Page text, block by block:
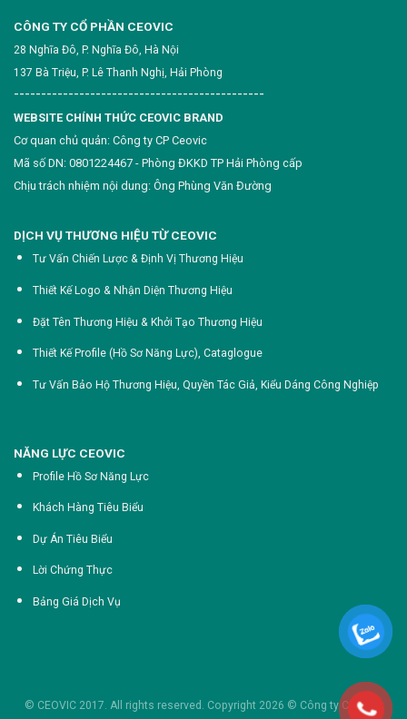
CÔNG TY CỔ PHẦN CEOVIC
28 Nghĩa Đô, P. Nghĩa Đô, Hà Nội
137 Bà Triệu, P. Lê Thanh Nghị, Hải Phòng
----------------------------------------------
WEBSITE CHÍNH THỨC CEOVIC BRAND
Cơ quan chủ quản: Công ty CP Ceovic
Mã số DN: 0801224467 - Phòng ĐKKD TP Hải Phòng cấp
Chịu trách nhiệm nội dung: Ông Phùng Văn Đường
DỊCH VỤ THƯƠNG HIỆU TỪ CEOVIC
Tư Vấn Chiến Lược & Định Vị Thương Hiệu
Thiết Kế Logo & Nhận Diện Thương Hiệu
Đặt Tên Thương Hiệu & Khởi Tạo Thương Hiệu
Thiết Kế Profile (Hồ Sơ Năng Lực), Cataglogue
Tư Vấn Bảo Hộ Thương Hiệu, Quyền Tác Giả, Kiểu Dáng Công Nghiệp
NĂNG LỰC CEOVIC
Profile Hồ Sơ Năng Lực
Khách Hàng Tiêu Biểu
Dự Án Tiêu Biểu
Lời Chứng Thực
Bảng Giá Dịch Vụ
© CEOVIC 2017. All rights reserved. Copyright 2026 © Công ty Cổ phần